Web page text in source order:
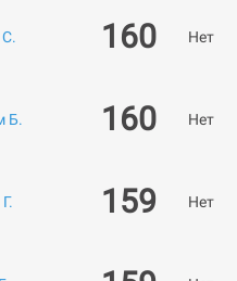
160 Нет
Б. 160 Нет
159 Нет